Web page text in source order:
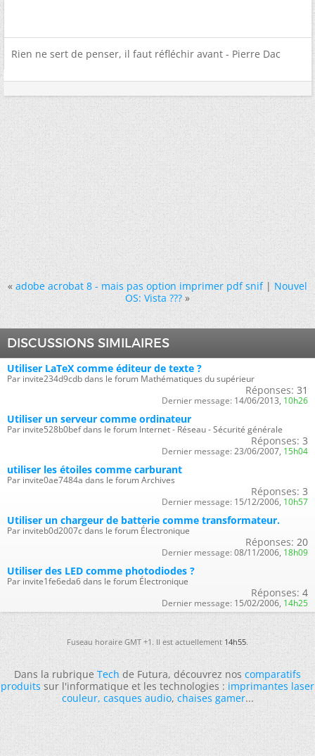
Rien ne sert de penser, il faut réfléchir avant - Pierre Dac
« adobe acrobat 8 - mais pas option imprimer pdf snif|Nouvel
OS: Vista ??? »
DISCUSSIONS SIMILAIRES
Utiliser LaTeX comme éditeur de texte ?
Par invite234d9cdb dans le forum Mathématiques du supérieur
Réponses: 31
Dernier message: 14/06/2013, 10h26
Utiliser un serveur comme ordinateur
Par invite528b0bef dans le forum Internet - Réseau - Sécurité générale
Réponses: 3
Dernier message: 23/06/2007, 15h04
utiliser les étoiles comme carburant
Par invite0ae7484a dans le forum Archives
Réponses: 3
Dernier message: 15/12/2006, 10h57
Utiliser un chargeur de batterie comme transformateur.
Par inviteb0d2007c dans le forum Électronique
Réponses: 20
Dernier message: 08/11/2006, 18h09
Utiliser des LED comme photodiodes ?
Par invite1fe6eda6 dans le forum Électronique
Réponses: 4
Dernier message: 15/02/2006, 14h25
Fuseau horaire GMT +1. Il est actuellement14h55.
Dans la rubriqueTechde Futura, découvrez noscomparatifs
produitssur l'informatique et les technologies :imprimantes laser
couleur,casques audio,chaises gamer...